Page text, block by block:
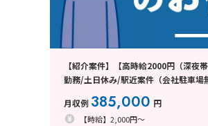
【紹介案件】【高時給2000円（深夜
勤務/土日休み/駅近案件（会社駐車場
月収例 385,000 円
【時給】2,000円～